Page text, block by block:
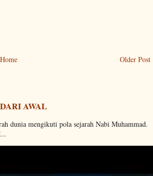
Older Post
Home
AWAL
dunia mengikuti pola sejarah Nabi Muhammad.